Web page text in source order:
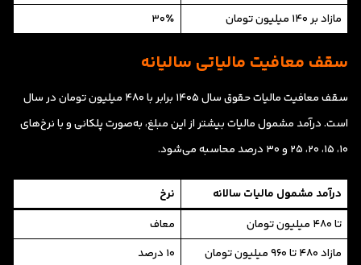
مازاد بر ۱۴۰ میلیون تومان
۳۰٪
سقف معافیت مالیاتی سالیانه
سقف معافیت مالیات حقوق سال ۱۴۰۵ برابر با ۴۸۰ میلیون تومان در سال
است. درآمد مشمول مالیات بیشتر از این مبلغ، به‌صورت پلکانی و با نرخ‌های
۱۰، ۱۵، ۲۰، ۲۵ و ۳۰ درصد محاسبه می‌شود.
درآمد مشمول مالیات سالانه
نرخ
تا ۴۸۰ میلیون تومان
معاف
مازاد ۴۸۰ تا ۹۶۰ میلیون تومان
۱۰ درصد